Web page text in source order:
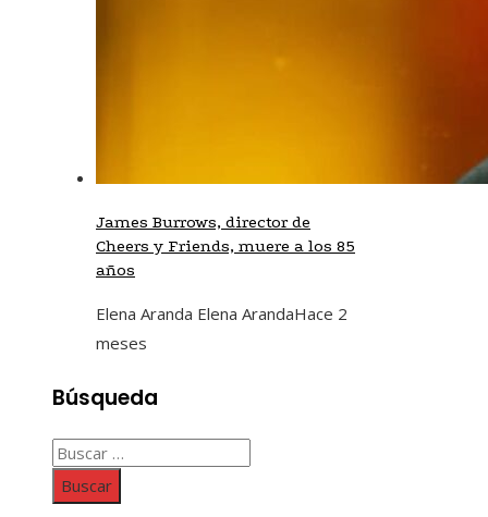
James Burrows, director de
Cheers y Friends, muere a los 85
años
Elena Aranda Elena ArandaHace 2
meses
Búsqueda
Buscar: